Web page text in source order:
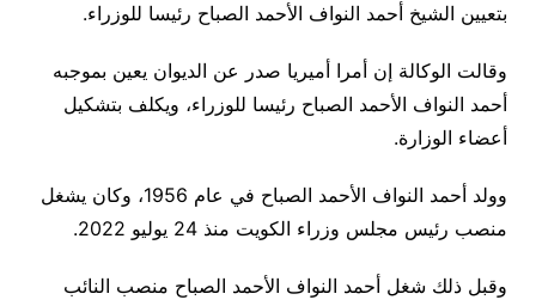
بتعيين الشيخ أحمد النواف الأحمد الصباح رئيسا للوزراء.
وقالت الوكالة إن أمرا أميريا صدر عن الديوان يعين بموجبه
أحمد النواف الأحمد الصباح رئيسا للوزراء، ويكلف بتشكيل
أعضاء الوزارة.
وولد أحمد النواف الأحمد الصباح في عام 1956، وكان يشغل
منصب رئيس مجلس وزراء الكويت منذ 24 يوليو 2022.
وقبل ذلك شغل أحمد النواف الأحمد الصباح منصب النائب